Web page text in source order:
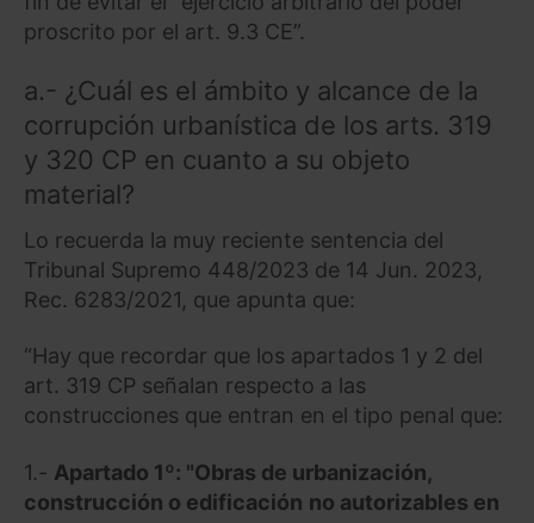
proscrito por el art. 9.3 CE”.
a.- ¿Cuál es el ámbito y alcance de la
corrupción urbanística de los arts. 319
y 320 CP en cuanto a su objeto
material?
Lo recuerda la muy reciente sentencia del
Tribunal Supremo 448/2023 de 14 Jun. 2023,
Rec. 6283/2021, que apunta que:
“Hay que recordar que los apartados 1 y 2 del
art. 319 CP señalan respecto a las
construcciones que entran en el tipo penal que:
1.- Apartado 1º: "Obras de urbanización,
construcción o edificación no autorizables en